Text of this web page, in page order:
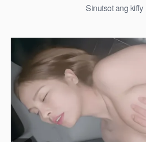
Sinutsot ang kiffy